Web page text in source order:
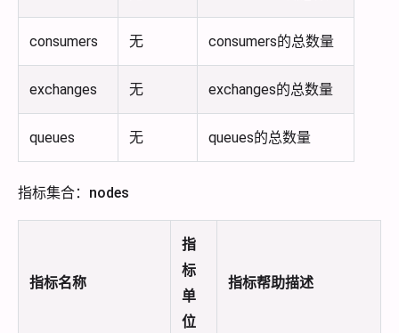
consumers 无 consumers的总数量
exchanges 无 exchanges的总数量
queues 无 queues的总数量
指标集合：nodes
指标名称
指
标
单
位
指标帮助描述